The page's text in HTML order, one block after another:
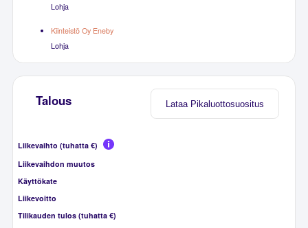
Lohja
Kiinteistö Oy Eneby
Lohja
Lataa Pikaluottosuositus
Talous
Liikevaihto (tuhatta €)
Liikevaihdon muutos
Käyttökate
Liikevoitto
Tilikauden tulos (tuhatta €)